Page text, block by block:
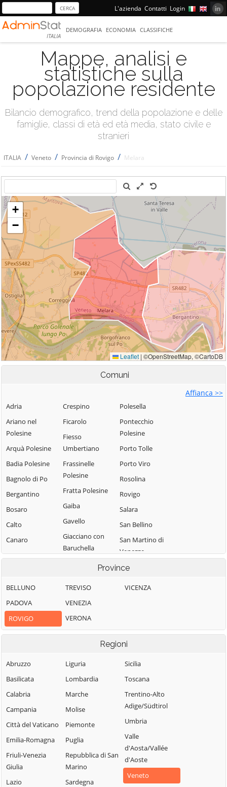
L'azienda Contatti Login
ITALIA
DEMOGRAFIA ECONOMIA CLASSIFICHE
Mappe, analisi e
statistiche sulla
popolazione residente
Bilancio demografico, trend della popolazione e delle
famiglie, classi di età ed età media, stato civile e
stranieri
ITALIA / Veneto / Provincia di Rovigo / Melara
Comuni
Affianca >>
Adria
Ariano nel
Polesine
Arquà Polesine
Badia Polesine
Bagnolo di Po
Bergantino
Bosaro
Calto
Canaro
Canda
Castelmassa
Castelnovo
Bariano
Ceneselli
Crespino
Ficarolo
Fiesso
Umbertiano
Frassinelle
Polesine
Fratta Polesine
Gaiba
Gavello
Giacciano con
Baruchella
Guarda Veneta
Pettorazza
Grimani
Pincara
Polesella
Pontecchio
Polesine
Porto Tolle
Porto Viro
Rosolina
Rovigo
Salara
San Bellino
San Martino di
Venezze
Stienta
Villanova del
Marchesana
Province
BELLUNO
PADOVA
ROVIGO
TREVISO
VENEZIA
VERONA
VICENZA
Regioni
Abruzzo
Basilicata
Calabria
Campania
Città del Vaticano
Emilia-Romagna
Friuli-Venezia
Giulia
Lazio
Liguria
Lombardia
Marche
Molise
Piemonte
Puglia
Repubblica di San
Marino
Sardegna
Sicilia
Toscana
Trentino-Alto
Adige/Südtirol
Umbria
Valle
d'Aosta/Vallée
d'Aoste
Veneto